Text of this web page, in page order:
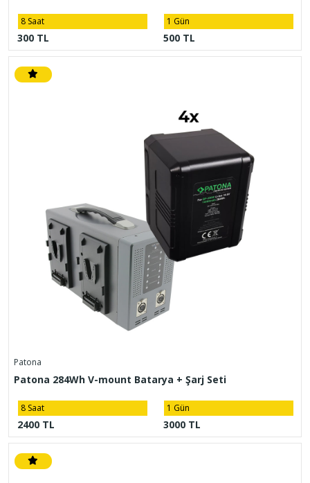
8 Saat
300 TL
1 Gün
500 TL
Patona
Patona 284Wh V-mount Batarya + Şarj Seti
8 Saat
2400 TL
1 Gün
3000 TL